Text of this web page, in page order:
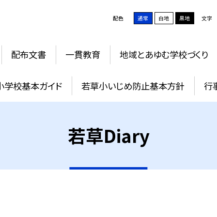
配色 通常 白地 黒地 文字
配布文書 一貫教育 地域とあゆむ学校づくり
学校基本ガイド 若草小いじめ防止基本方針 行
若草Diary